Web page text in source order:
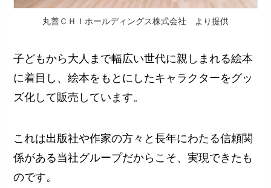
丸善ＣＨＩホールディングス株式会社 より提供
子どもから大人まで幅広い世代に親しまれる絵本
に着目し、絵本をもとにしたキャラクターをグッ
ズ化して販売しています。
これは出版社や作家の方々と長年にわたる信頼関
係がある当社グループだからこそ、実現できたも
のです。